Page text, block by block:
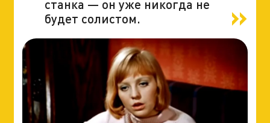
станка — он уже никогда не
будет солистом.